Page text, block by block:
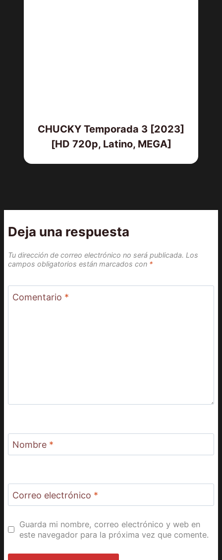
CHUCKY Temporada 3 [2023]
[HD 720p, Latino, MEGA]
Deja una respuesta
Tu dirección de correo electrónico no será publicada. Los
campos obligatorios están marcados con *
Comentario *
Nombre *
Correo electrónico *
Guarda mi nombre, correo electrónico y web en
este navegador para la próxima vez que comente.